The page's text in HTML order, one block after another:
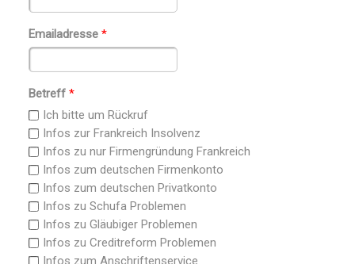
Emailadresse *
Betreff *
Ich bitte um Rückruf
Infos zur Frankreich Insolvenz
Infos zu nur Firmengründung Frankreich
Infos zum deutschen Firmenkonto
Infos zum deutschen Privatkonto
Infos zu Schufa Problemen
Infos zu Gläubiger Problemen
Infos zu Creditreform Problemen
Infos zum Anschriftenservice